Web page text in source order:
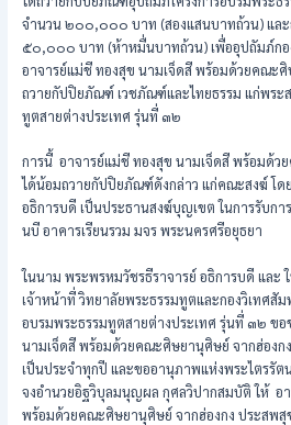
จำนวน ๒๐๐,๐๐๐ บาท (สองแสนบาทถ้วน) แล
๕๐,๐๐๐ บาท (ห้าหมื่นบาทถ้วน) เพื่ออุปถัมภ์ก
อาจารย์แม่ชี ทองสุข นามเจ็ดสี พร้อมด้วยคณะ
ถวายกัปปิยภัณฑ์ เวชภัณฑ์และไทยธรรม แก่พระ
ทูตสายต่างประเทศ รุ่นที่ ๓๒
การนี้ อาจารย์แม่ชี ทองสุข นามเจ็ดสี พร้อมด้ว
ได้น้อมถวายกัปปิยภัณฑ์ดังกล่าว แก่คณะสงฆ์ โด
อธิการบดี เป็นประธานสงฆ์บุญเขต ในการรับกา
นบี อาคารเรียนรวม มจร พระนครศรีอยุธยา
ในนาม พระพรหมวัชรธีราจารย์ อธิการบดี แล
เจ้าหน้าที่ วิทยาลัยพระธรรมทูตและกองวิเทศสั
อบรมพระธรรมทูตสายต่างประเทศ รุ่นที่ ๓๒ ข
นามเจ็ดสี พร้อมด้วยคณะศิษยานุศิษย์ จากฮ่องก
เป็นประจำทุกปี และขออานุภาพแห่งพระไตร
จงอำนวยอิฐวิบุลมนุญผล กุศลวิปากสมบัติ ให้ อ
พร้อมด้วยคณะศิษยานุศิษย์ จากฮ่องกง ประสพ